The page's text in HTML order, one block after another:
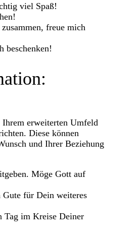
viel Spaß!
freue mich
beschenken!
erweiterten Umfeld
Diese können
und Ihrer Beziehung
Möge Gott auf
für Dein weiteres
Tag im Kreise Deiner